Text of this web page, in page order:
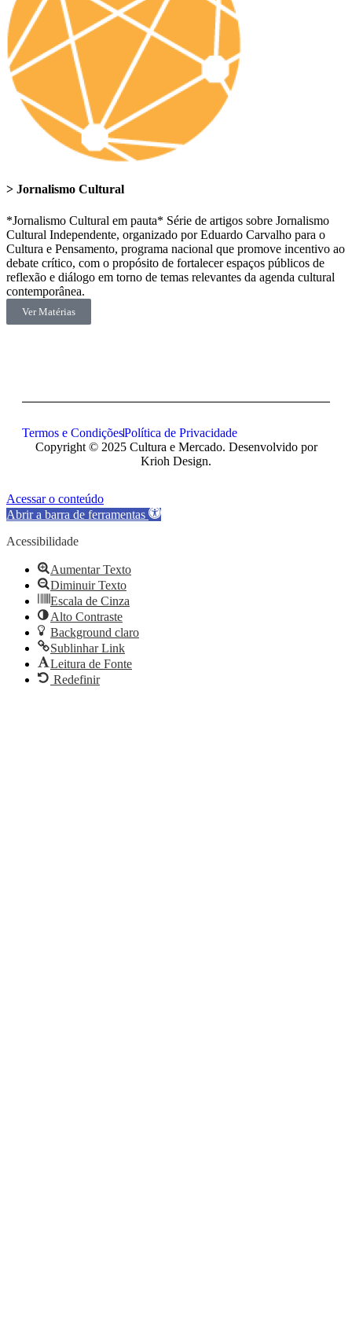
> Jornalismo Cultural
*Jornalismo Cultural em pauta* Série de artigos sobre Jornalismo
Cultural Independente, organizado por Eduardo Carvalho para o
Cultura e Pensamento, programa nacional que promove incentivo ao
debate crítico, com o propósito de fortalecer espaços públicos de
reflexão e diálogo em torno de temas relevantes da agenda cultural
contemporânea.
Ver Matérias
Copyright © 2025 Cultura e Mercado. Desenvolvido por
Krioh Design.
Termos e CondiçõesPolítica de Privacidade
Acessar o conteúdo
Abrir a barra de ferramentas
Acessibilidade
Aumentar Texto
Diminuir Texto
Escala de Cinza
Alto Contraste
Background claro
Sublinhar Link
Leitura de Fonte
Redefinir